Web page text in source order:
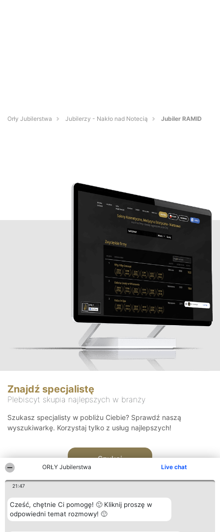
ORŁY Jubilerstwa Live chat
21:47
Cześć, chętnie Ci pomogę! 🙂 Kliknij proszę w
odpowiedni temat rozmowy! 🙂
Orły Jubilerstwa Jubilerzy - Nakło nad Notecią Jubiler RAMID
Znajdź specjalistę
Plebiscyt skupia najlepszych w branży
Szukasz specjalisty w pobliżu Ciebie? Sprawdź naszą
wyszukiwarkę. Korzystaj tylko z usług najlepszych!
Szukaj